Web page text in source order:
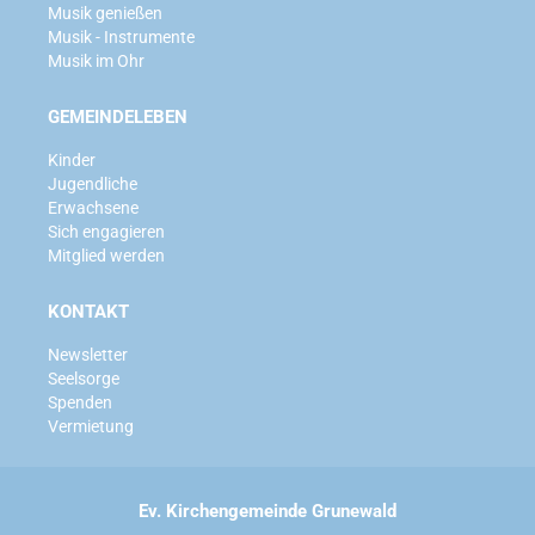
Musik genießen
Musik - Instrumente
Musik im Ohr
GEMEINDELEBEN
Kinder
Jugendliche
Erwachsene
Sich engagieren
Mitglied werden
KONTAKT
Newsletter
Seelsorge
Spenden
Vermietung
Ev. Kirchengemeinde Grunewald